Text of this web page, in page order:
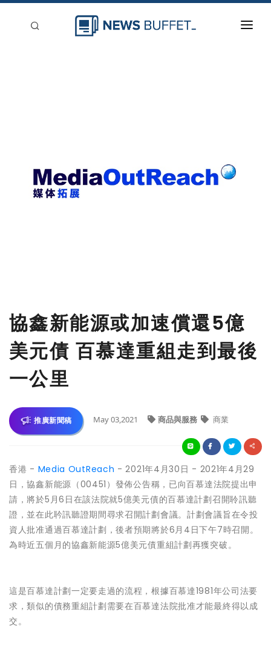
協鑫新能源或加速償還5億
美元債 百慕達重組走到最後
一公里
推廣新聞稿 May 03,2021 商品與服務 商業
香港 - Media OutReach - 2021年4月30日 - 2021年4月29
日，協鑫新能源（00451）發佈公告稱，已向百慕達法院提出申
請，將於5月6日在該法院就5億美元債的百慕達計劃召開聆訊聽
證，並在此耹訊聽證期間尋求召開計劃會議。計劃會議旨在令投
資人批准通過百慕達計劃，後者預期將於6月4日下午7時召開。
為時近五個月的協鑫新能源5億美元債重組計劃再獲突破。
這是百慕達計劃一定要走過的流程，根據百慕達1981年公司法要
求，類似的債務重組計劃需要在百慕達法院批准才能最終得以成
交。